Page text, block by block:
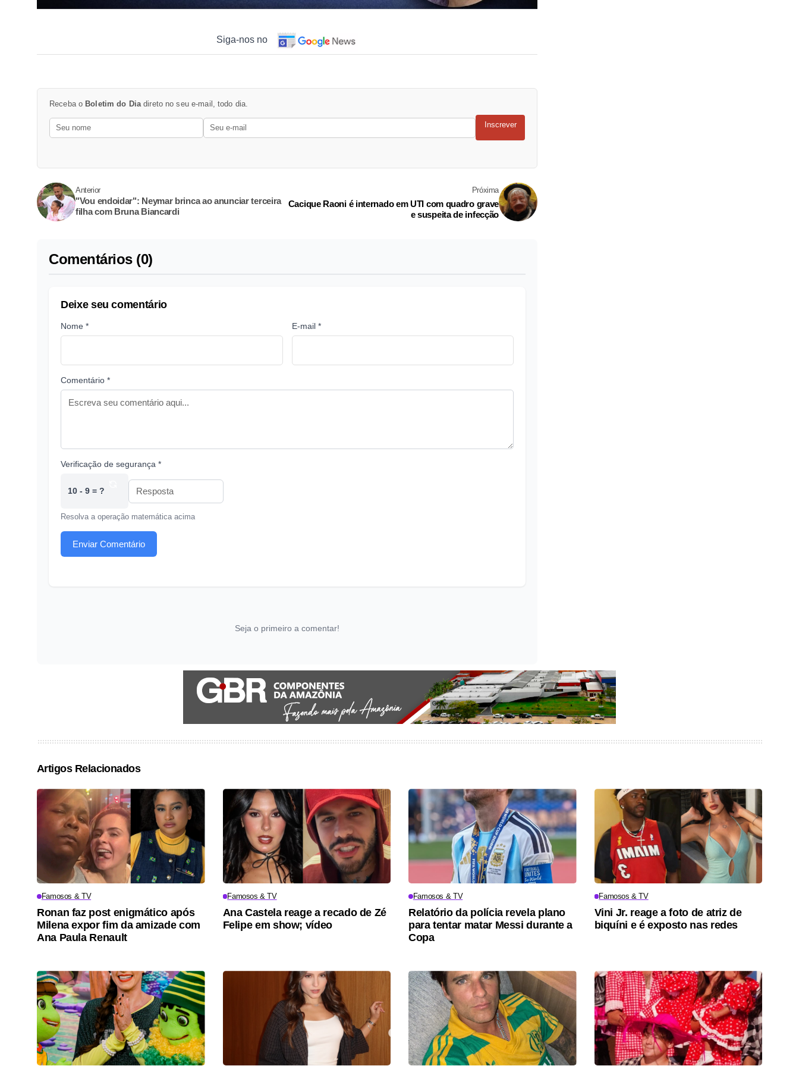
Siga-nos no
Receba o Boletim do Dia direto no seu e-mail, todo dia.
Inscrever
Anterior
"Vou endoidar": Neymar brinca ao anunciar terceira
filha com Bruna Biancardi
Próxima
Cacique Raoni é internado em UTI com quadro grave
e suspeita de infecção
Comentários (0)
Deixe seu comentário
Nome * E-mail *
Comentário *
Verificação de segurança *
10 - 9 = ?
Resolva a operação matemática acima
Enviar Comentário
Seja o primeiro a comentar!
Artigos Relacionados
Famosos & TV
Ronan faz post enigmático após
Milena expor fim da amizade com
Ana Paula Renault
Famosos & TV
Ana Castela reage a recado de Zé
Felipe em show; vídeo
Famosos & TV
Relatório da polícia revela plano
para tentar matar Messi durante a
Copa
Famosos & TV
Vini Jr. reage a foto de atriz de
biquíni e é exposto nas redes